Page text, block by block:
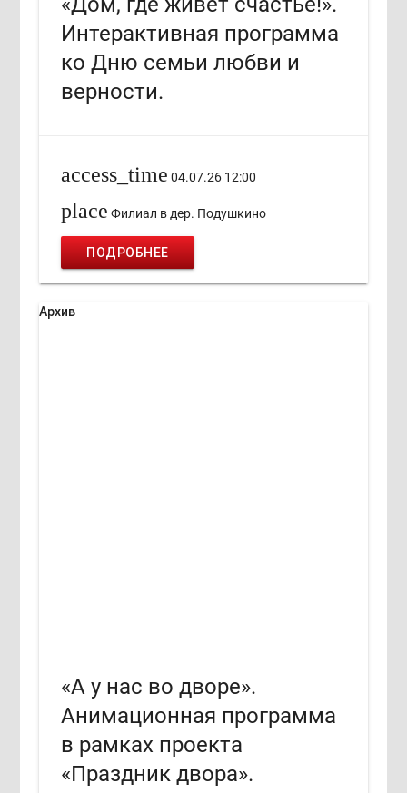
Интерактивная программа
ко Дню семьи любви и
верности.
access_time 04.07.26 12:00
place Филиал в дер. Подушкино
ПОДРОБНЕЕ
Архив
«А у нас во дворе».
Анимационная программа
в рамках проекта
«Праздник двора».